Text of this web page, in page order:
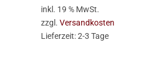
inkl. 19 % MwSt.
zzgl. Versandkosten
Lieferzeit:2-3 Tage